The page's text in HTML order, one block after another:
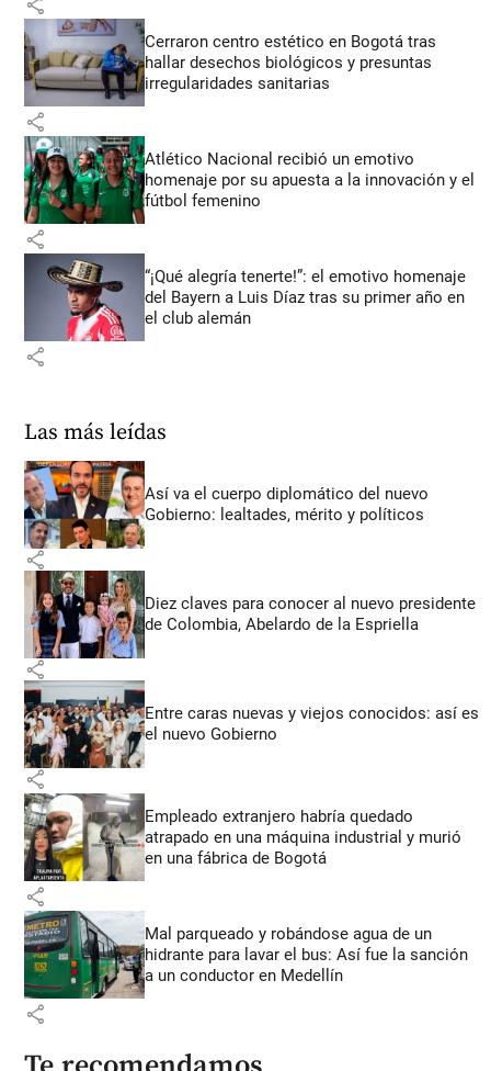
Cerraron centro estético en Bogotá tras
hallar desechos biológicos y presuntas
irregularidades sanitarias
share
Atlético Nacional recibió un emotivo
homenaje por su apuesta a la innovación y el
fútbol femenino
share
“¡Qué alegría tenerte!”: el emotivo homenaje
del Bayern a Luis Díaz tras su primer año en
el club alemán
share
Las más leídas
Así va el cuerpo diplomático del nuevo
Gobierno: lealtades, mérito y políticos
share
Diez claves para conocer al nuevo presidente
de Colombia, Abelardo de la Espriella
share
Entre caras nuevas y viejos conocidos: así es
el nuevo Gobierno
share
Empleado extranjero habría quedado
atrapado en una máquina industrial y murió
en una fábrica de Bogotá
share
Mal parqueado y robándose agua de un
hidrante para lavar el bus: Así fue la sanción
a un conductor en Medellín
share